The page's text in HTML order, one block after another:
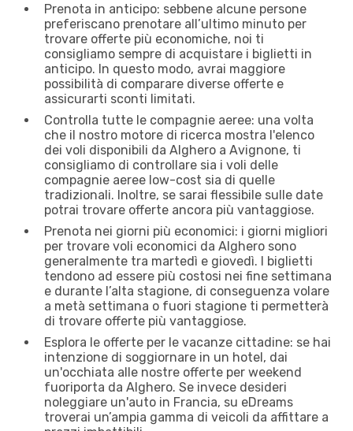
Prenota in anticipo: sebbene alcune persone
preferiscano prenotare all’ultimo minuto per
trovare offerte più economiche, noi ti
consigliamo sempre di acquistare i biglietti in
anticipo. In questo modo, avrai maggiore
possibilità di comparare diverse offerte e
assicurarti sconti limitati.
Controlla tutte le compagnie aeree: una volta
che il nostro motore di ricerca mostra l'elenco
dei voli disponibili da Alghero a Avignone, ti
consigliamo di controllare sia i voli delle
compagnie aeree low-cost sia di quelle
tradizionali. Inoltre, se sarai flessibile sulle date
potrai trovare offerte ancora più vantaggiose.
Prenota nei giorni più economici: i giorni migliori
per trovare voli economici da Alghero sono
generalmente tra martedì e giovedì. I biglietti
tendono ad essere più costosi nei fine settimana
e durante l’alta stagione, di conseguenza volare
a metà settimana o fuori stagione ti permetterà
di trovare offerte più vantaggiose.
Esplora le offerte per le vacanze cittadine: se hai
intenzione di soggiornare in un hotel, dai
un'occhiata alle nostre offerte per weekend
fuoriporta da Alghero. Se invece desideri
noleggiare un'auto in Francia, su eDreams
troverai un’ampia gamma di veicoli da affittare a